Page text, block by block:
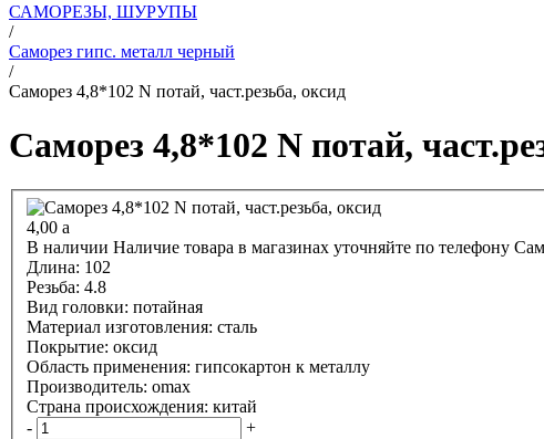
САМОРЕЗЫ, ШУРУПЫ
/
Саморез гипс. металл черный
/
Саморез 4,8*102 N потай, част.резьба, оксид
Саморез 4,8*102 N потай,
4,00 a
В наличии Наличие товара в магазинах уточняйте по телефону
Длина: 102
Резьба: 4.8
Вид головки: потайная
Материал изготовления: сталь
Покрытие: оксид
Область применения: гипсокартон к металлу
Производитель: omax
Страна происхождения: китай
-
+